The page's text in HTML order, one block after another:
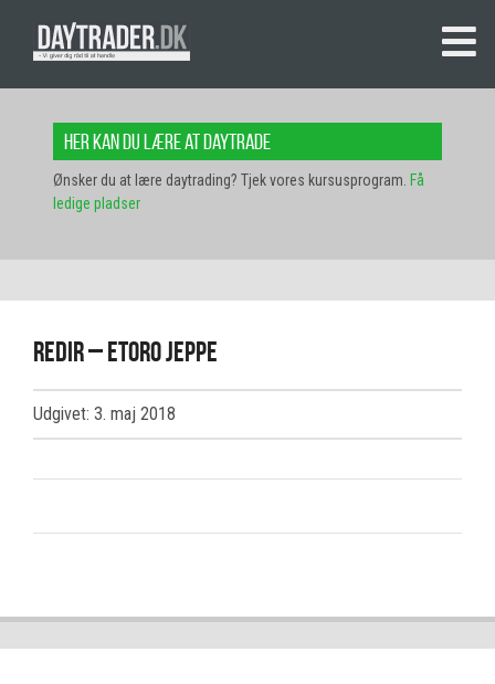
Her kan du lære at daytrade
Ønsker du at lære daytrading? Tjek vores kursusprogram. Få
ledige pladser
redir – etoro jeppe
Udgivet: 3. maj 2018